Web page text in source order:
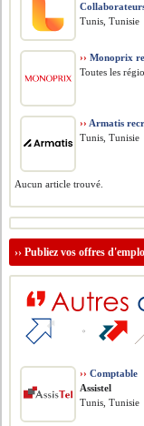
Tunis, Tunisie
›› Monoprix
Toutes les
›› Armatis
Tunis, Tunisie
Aucun article trouvé.
››Publiez vos offres
›› Comptable
Assistel
Tunis, Tunisie